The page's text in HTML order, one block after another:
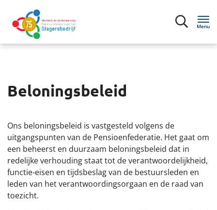
Menu
Deelnemers
Werkgevers
Over het pensioenfonds
Pensioenregeling
Organisatie
Beloningsbeleid
Ons beloningsbeleid is vastgesteld volgens de
uitgangspunten van de Pensioenfederatie. Het gaat om
een beheerst en duurzaam beloningsbeleid dat in
redelijke verhouding staat tot de verantwoordelijkheid,
functie-eisen en tijdsbeslag van de bestuursleden en
leden van het verantwoordingsorgaan en de raad van
toezicht.